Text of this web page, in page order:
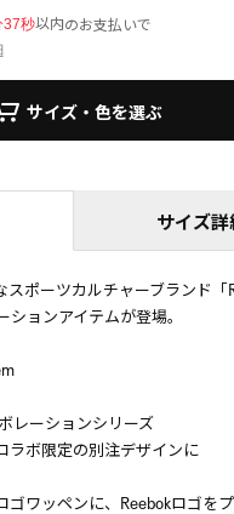
36秒以内のお支払いで
サイズ・色を選ぶ
サイズ詳
ポーツカルチャーブランド「
ションアイテムが登場。
レーションシリーズ
ラボ限定の別注デザインに
ワッペンに、Reebokロゴをプ